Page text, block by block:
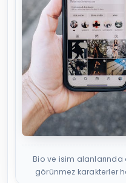
Bio ve isim
görünmez karakterler